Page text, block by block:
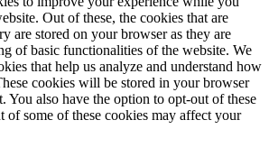
Out of these, the cookies that are
are stored on your browser as they are
of basic functionalities of the website. We
that help us analyze and understand how
cookies will be stored in your browser
You also have the option to opt-out of these
of some of these cookies may affect your